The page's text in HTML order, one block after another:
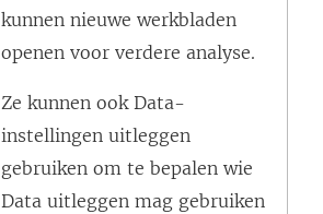
kunnen nieuwe werkbladen
openen voor verdere analyse.
Ze kunnen ook Data-
instellingen uitleggen
gebruiken om te bepalen wie
Data uitleggen mag gebruiken